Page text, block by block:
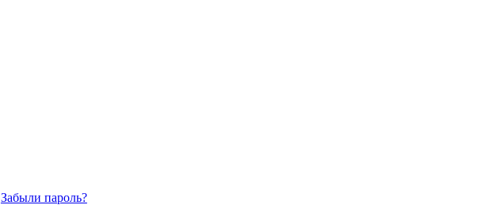
Забыли пароль?